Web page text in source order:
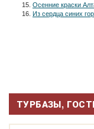
Осенние краски
Из сердца синих гор
ТУРБАЗЫ,